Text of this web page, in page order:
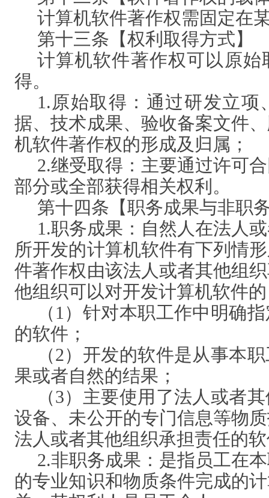
计算机软件著作权需固定在
第十三条【权利取得方式】
计算机软件著作权可以原
得。
1.原始取得：通过研发立项
据、技术成果、验收备案文件
机软件著作权的形成及归属；
2.继受取得：主要通过许可
部分或全部获得相关权利。
第十四条【职务成果与非职
1.职务成果：自然人在法人
所开发的计算机软件有下列情
件著作权由该法人或者其他组
他组织可以对开发计算机软件
（1）针对本职工作中明确
的软件；
（2）开发的软件是从事本
果或者自然的结果；
（3）主要使用了法人或者
设备、未公开的专门信息等物
法人或者其他组织承担责任的
2.非职务成果：是指员工在
的专业知识和物质条件完成的